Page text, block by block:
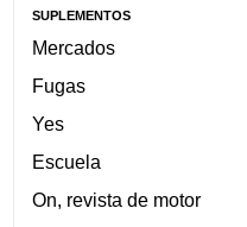
SUPLEMENTOS
Mercados
Fugas
Yes
Escuela
On, revista de motor